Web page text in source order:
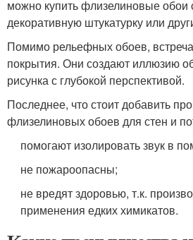
можно купить флизелиновые обои
декоративную штукатурку или
Помимо рельефных обоев,
покрытия. Они создают иллюзию
рисунка с глубокой перспективой.
Последнее, что стоит добавить
флизелиновых обоев для стен и
помогают изолировать звук в
не пожароопасны;
не вредят здоровью, т.к.
применения едких химикатов.